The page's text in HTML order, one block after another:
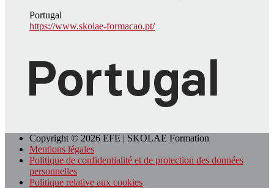
Portugal
https://www.skolae-formacao.pt/
Copyright © 2026 EFE | SKOLAE Formation
Mentions légales
Politique de confidentialité et de protection des données
personnelles
Politique relative aux cookies